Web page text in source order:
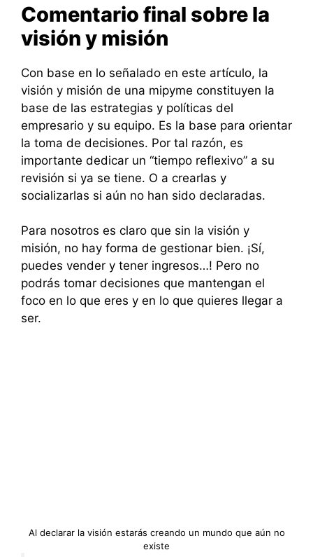
Comentario final sobre la
visión y misión
Con base en lo señalado en este artículo, la
visión y misión de una mipyme constituyen la
base de las estrategias y políticas del
empresario y su equipo. Es la base para orientar
la toma de decisiones. Por tal razón, es
importante dedicar un “tiempo reflexivo” a su
revisión si ya se tiene. O a crearlas y
socializarlas si aún no han sido declaradas.
Para nosotros es claro que sin la visión y
misión, no hay forma de gestionar bien. ¡Sí,
puedes vender y tener ingresos…! Pero no
podrás tomar decisiones que mantengan el
foco en lo que eres y en lo que quieres llegar a
ser.
Al declarar la visión estarás creando un mundo que aún no
existe